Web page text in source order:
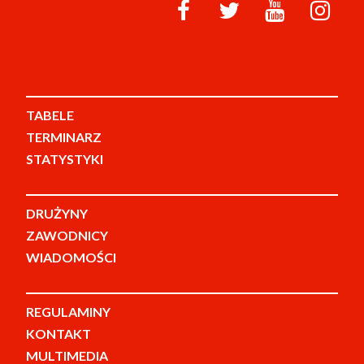
TABELE
TERMINARZ
STATYSTYKI
DRUŻYNY
ZAWODNICY
WIADOMOŚCI
REGULAMINY
KONTAKT
MULTIMEDIA